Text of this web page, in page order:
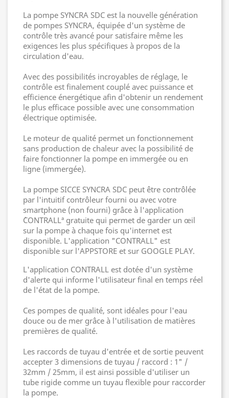
La pompe SYNCRA SDC est la nouvelle génération
de pompes SYNCRA, équipée d'un système de
contrôle très avancé pour satisfaire même les
exigences les plus spécifiques à propos de la
circulation d'eau.
Avec des possibilités incroyables de réglage, le
contrôle est finalement couplé avec puissance et
efficience énergétique afin d'obtenir un rendement
le plus efficace possible avec une consommation
électrique optimisée.
Le moteur de qualité permet un fonctionnement
sans production de chaleur avec la possibilité de
faire fonctionner la pompe en immergée ou en
ligne (immergée).
La pompe SICCE SYNCRA SDC peut être contrôlée
par l'intuitif contrôleur fourni ou avec votre
smartphone (non fourni) grâce à l'application
´CONTRALLª gratuite qui permet de garder un œil
sur la pompe à chaque fois qu'internet est
disponible. L'application "CONTRALL" est
disponible sur l'APPSTORE et sur GOOGLE PLAY.
L'application CONTRALL est dotée d'un système
d'alerte qui informe l'utilisateur final en temps réel
de l'état de la pompe.
Ces pompes de qualité, sont idéales pour l'eau
douce ou de mer grâce à l'utilisation de matières
premières de qualité.
Les raccords de tuyau d'entrée et de sortie peuvent
accepter 3 dimensions de tuyau / raccord : 1" /
32mm / 25mm, il est ainsi possible d'utiliser un
tube rigide comme un tuyau flexible pour raccorder
la pompe.